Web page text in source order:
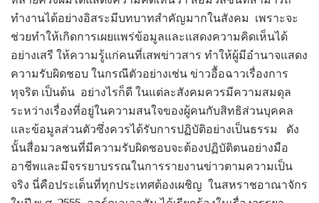
ทำงานได้อย่างอิสระมีบทบาทสำคัญมากในสังคม เพราะจะ
ช่วยทำให้เกิดการเผยแพร่ข้อมูลและแสดงความคิดเห็นได้
อย่างเสรี ให้ความรู้แก่คนที่เสพข่าวสาร ทำให้ผู้มีอำนาจแสดง
ความรับผิดชอบ ในกรณีตัวอย่างเช่น ข่าวอื้อฉาวเรื่องการ
ทุจริต เป็นต้น อย่างไรก็ดี ในแต่ละสังคมควรมีความสมดุล
ระหว่างเรื่องที่อยู่ในความสนใจของผู้คนกับสิทธิส่วนบุคคล
และข้อมูลส่วนตัวซึ่งควรได้รับการปฏิบัติอย่างเป็นธรรม ดัง
นั้นสื่อมวลชนที่มีความรับผิดชอบจะต้องปฏิบัติตนอย่างมือ
อาชีพและมีจรรยาบรรณในการรายงานข่าวตามความเป็น
จริง นี่คือประเด็นที่ทุกประเทศต้องเผชิญ ในสหราชอาณาจักร